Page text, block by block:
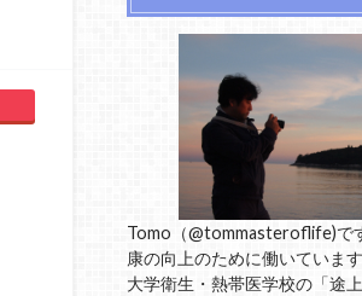
Tomo（@tommasteroflife)で
康の向上のために働いていま
大学衛生・熱帯医学校の「途